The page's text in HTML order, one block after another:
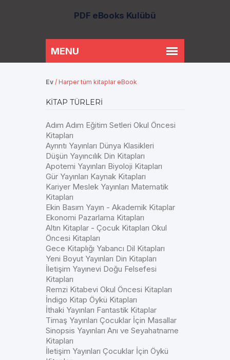
PDF eBooks Kulübü
Ev / Harper tüm kitaplar eBook
KITAP TÜRLERI
Adım Adım Eğitim Setleri Okul Öncesi
Kitapları
Ayrıntı Yayınları Dünya Klasikleri
Düşün Yayıncılık Din Kitapları
Apotemi Yayınları Biyoloji Kitapları
Gür Yayınları Kaynak Kitapları
Kariyer Meslek Yayınları Matematik
Kitapları
Ekin Basım Yayın - Akademik Kitaplar
Ekonomi Pazarlama Kitapları
Altın Kitaplar - Çocuk Kitapları Okul
Öncesi Kitapları
Gece Kitaplığı Yabancı Dil Kitapları
Yeni Boyut Yayınları Din Kitapları
İletişim Yayınevi Doğu Felsefesi
Kitapları
Remzi Kitabevi Okul Öncesi Kitapları
İndigo Kitap Öykü Kitapları
İthaki Yayınları Fantastik Kitaplar
Timaş Yayınları Çocuklar İçin Masallar
Sinopsis Yayınları Anı ve Seyahatname
Kitapları
İletişim Yayınları Çocuklar İçin Öykü